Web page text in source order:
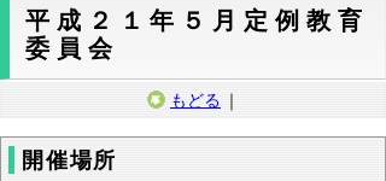
平成２１年５月定例教育
委員会
もどる ｜
開催場所